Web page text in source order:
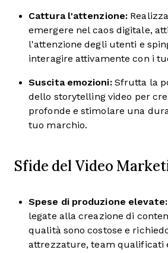
Cattura l'attenzione:
emergere nel caos digitale,
l'attenzione degli utenti e
interagire attivamente con i
Suscita emozioni:Sfrutta la
dello storytelling video per
profonde e stimolare una
tuo marchio.
Sfide del Video
Spese di produzione elevate:
legate alla creazione di
qualità sono costose e
attrezzature, team qualificati